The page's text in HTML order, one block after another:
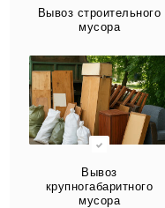
Вывоз строительного
мусора
Вывоз
крупногабаритного
мусора